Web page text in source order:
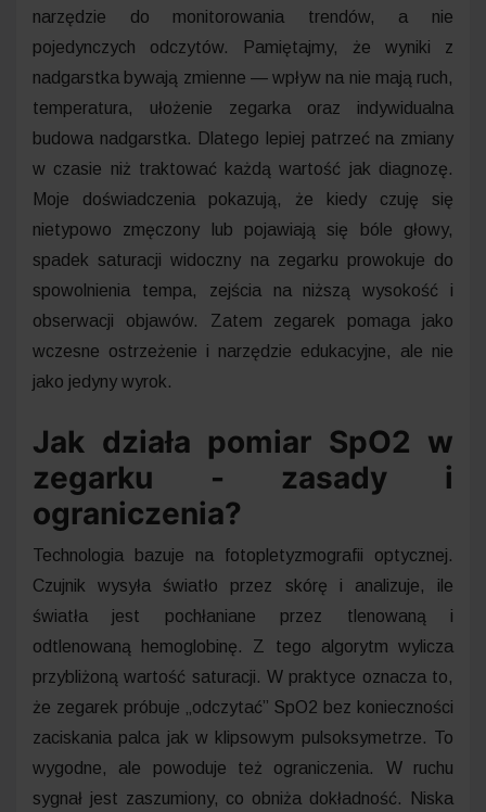
narzędzie do monitorowania trendów, a nie
pojedynczych odczytów. Pamiętajmy, że wyniki z
nadgarstka bywają zmienne — wpływ na nie mają ruch,
temperatura, ułożenie zegarka oraz indywidualna
budowa nadgarstka. Dlatego lepiej patrzeć na zmiany
w czasie niż traktować każdą wartość jak diagnozę.
Moje doświadczenia pokazują, że kiedy czuję się
nietypowo zmęczony lub pojawiają się bóle głowy,
spadek saturacji widoczny na zegarku prowokuje do
spowolnienia tempa, zejścia na niższą wysokość i
obserwacji objawów. Zatem zegarek pomaga jako
wczesne ostrzeżenie i narzędzie edukacyjne, ale nie
jako jedyny wyrok.
Jak działa pomiar SpO2 w
zegarku - zasady i
ograniczenia?
Technologia bazuje na fotopletyzmografii optycznej.
Czujnik wysyła światło przez skórę i analizuje, ile
światła jest pochłaniane przez tlenowaną i
odtlenowaną hemoglobinę. Z tego algorytm wylicza
przybliżoną wartość saturacji. W praktyce oznacza to,
że zegarek próbuje „odczytać” SpO2 bez konieczności
zaciskania palca jak w klipsowym pulsoksymetrze. To
wygodne, ale powoduje też ograniczenia. W ruchu
sygnał jest zaszumiony, co obniża dokładność. Niska